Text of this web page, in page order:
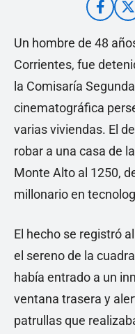
Un hombre de 48
Corrientes, fue
la Comisaría
cinematográfica
varias viviendas. El
robar a una casa de
Monte Alto al 1250,
millonario en
El hecho se registró
el sereno de la
había entrado a un
ventana trasera y
patrullas que